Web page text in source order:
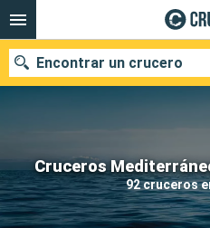
Cruceros
92 cruceros
Encontrar un crucero
Nuestros destinos
Fecha de salida